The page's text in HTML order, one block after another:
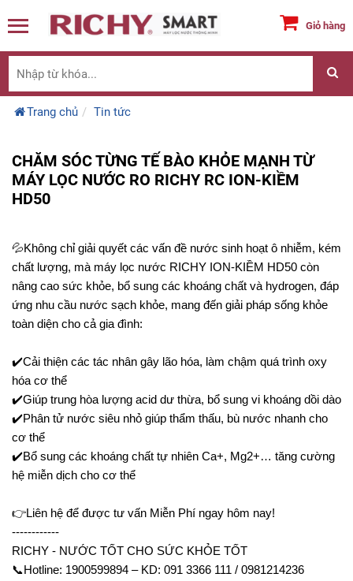
Giỏ hàng
Trang chủ Tin tức
CHĂM SÓC TỪNG TẾ BÀO KHỎE MẠNH TỪ
MÁY LỌC NƯỚC RO RICHY RC ION-KIỀM
HD50
💦Không chỉ giải quyết các vấn đề nước sinh hoạt ô nhiễm, kém
chất lượng, mà máy lọc nước RICHY ION-KIỀM HD50 còn
nâng cao sức khỏe, bổ sung các khoáng chất và hydrogen, đáp
ứng nhu cầu nước sạch khỏe, mang đến giải pháp sống khỏe
toàn diện cho cả gia đình:
✔️Cải thiện các tác nhân gây lão hóa, làm chậm quá trình oxy
hóa cơ thể
✔️Giúp trung hòa lượng acid dư thừa, bổ sung vi khoáng dồi dào
✔️Phân tử nước siêu nhỏ giúp thẩm thấu, bù nước nhanh cho
cơ thể
✔️Bổ sung các khoáng chất tự nhiên Ca+, Mg2+… tăng cường
hệ miễn dịch cho cơ thể
👉Liên hệ để được tư vấn Miễn Phí ngay hôm nay!
------------
RICHY - NƯỚC TỐT CHO SỨC KHỎE TỐT
📞Hotline: 1900599894 – KD: 091 3366 111 / 0981214236